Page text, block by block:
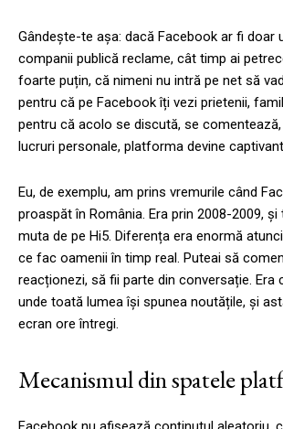
Gândește-te așa: dacă Facebook ar fi doar
companii publică reclame, cât timp ai
foarte puțin, că nimeni nu intră pe net să
pentru că pe Facebook îți vezi prietenii,
pentru că acolo se discută, se
lucruri personale, platforma devine
Eu, de exemplu, am prins vremurile când
proaspăt în România. Era prin 2008-2009,
muta de pe Hi5. Diferența era enormă
ce fac oamenii în timp real. Puteai să
reacționezi, să fii parte din conversație. Era
unde toată lumea își spunea noutățile, și
ecran ore întregi.
Mecanismul din spatele